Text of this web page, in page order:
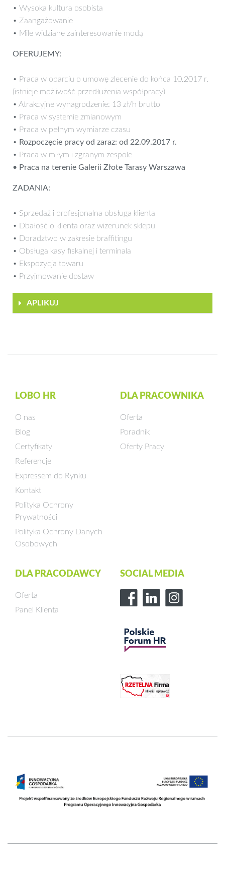
• Wysoka kultura osobista
• Zaangażowanie
• Mile widziane zainteresowanie modą
OFERUJEMY:
• Praca w oparciu o umowę zlecenie do końca 10.2017 r.
(istnieje możliwość przedłużenia współpracy)
• Atrakcyjne wynagrodzenie: 13 zł/h brutto
• Praca w systemie zmianowym
• Praca w pełnym wymiarze czasu
• Rozpoczęcie pracy od zaraz: od 22.09.2017 r.
• Praca w miłym i zgranym zespole
• Praca na terenie Galerii Złote Tarasy Warszawa
ZADANIA:
• Sprzedaż i profesjonalna obsługa klienta
• Dbałość o klienta oraz wizerunek sklepu
• Doradztwo w zakresie braffitingu
• Obsługa kasy fiskalnej i terminala
• Ekspozycja towaru
• Przyjmowanie dostaw
APLIKUJ
LOBO HR
O nas
Blog
Certyfikaty
Referencje
Expressem do Rynku
Kontakt
Polityka Ochrony
Prywatności
Polityka Ochrony Danych
Osobowych
DLA PRACOWNIKA
Oferta
Poradnik
Oferty Pracy
DLA PRACODAWCY
Oferta
Panel Klienta
SOCIAL MEDIA